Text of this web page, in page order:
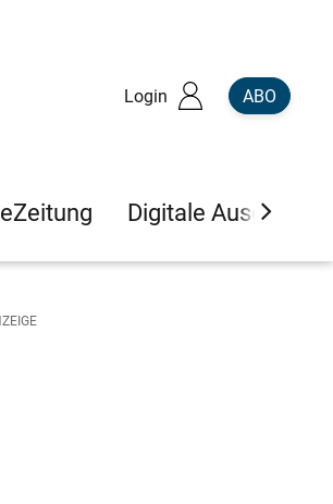
Login ABO
eZeitung Digitale Ausgaben